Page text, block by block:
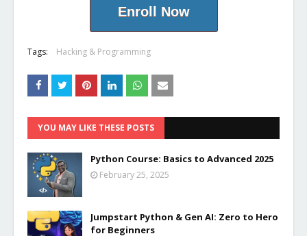
Enroll Now
Tags: Hacking & Programming
YOU MAY LIKE THESE POSTS
Python Course: Basics to Advanced 2025
February 25, 2025
Jumpstart Python & Gen AI: Zero to Hero
for Beginners